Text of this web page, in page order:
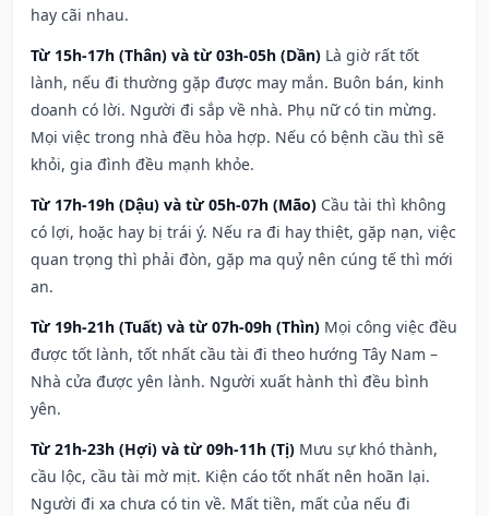
hay cãi nhau.
Từ 15h-17h (Thân) và từ 03h-05h (Dần) Là giờ rất tốt
lành, nếu đi thường gặp được may mắn. Buôn bán, kinh
doanh có lời. Người đi sắp về nhà. Phụ nữ có tin mừng.
Mọi việc trong nhà đều hòa hợp. Nếu có bệnh cầu thì sẽ
khỏi, gia đình đều mạnh khỏe.
Từ 17h-19h (Dậu) và từ 05h-07h (Mão) Cầu tài thì không
có lợi, hoặc hay bị trái ý. Nếu ra đi hay thiệt, gặp nạn, việc
quan trọng thì phải đòn, gặp ma quỷ nên cúng tế thì mới
an.
Từ 19h-21h (Tuất) và từ 07h-09h (Thìn) Mọi công việc đều
được tốt lành, tốt nhất cầu tài đi theo hướng Tây Nam –
Nhà cửa được yên lành. Người xuất hành thì đều bình
yên.
Từ 21h-23h (Hợi) và từ 09h-11h (Tị) Mưu sự khó thành,
cầu lộc, cầu tài mờ mịt. Kiện cáo tốt nhất nên hoãn lại.
Người đi xa chưa có tin về. Mất tiền, mất của nếu đi